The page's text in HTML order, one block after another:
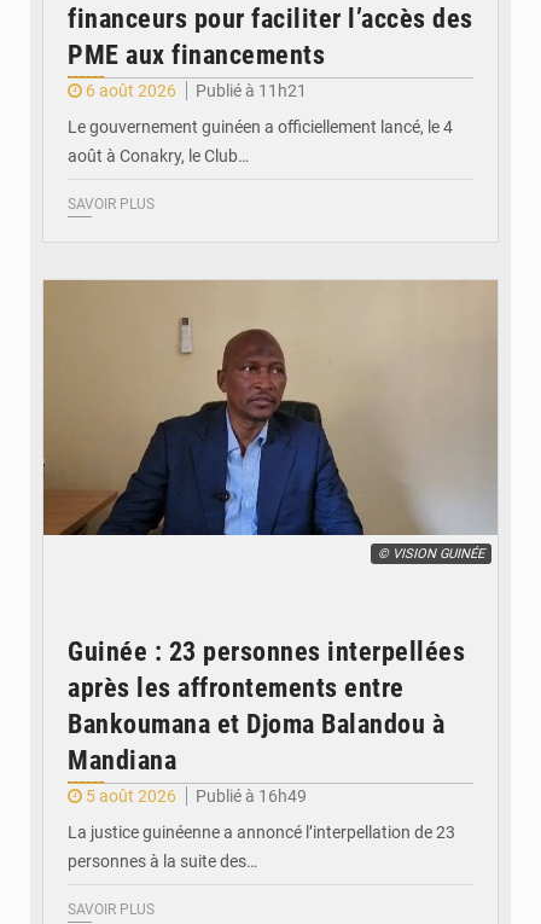
financeurs pour faciliter l’accès des
PME aux financements
6 août 2026
Publié à 11h21
Le gouvernement guinéen a officiellement lancé, le 4
août à Conakry, le Club…
SAVOIR PLUS
© VISION GUINÉE
Guinée : 23 personnes interpellées
après les affrontements entre
Bankoumana et Djoma Balandou à
Mandiana
5 août 2026
Publié à 16h49
La justice guinéenne a annoncé l’interpellation de 23
personnes à la suite des…
SAVOIR PLUS